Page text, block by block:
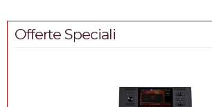
Offerte Speciali